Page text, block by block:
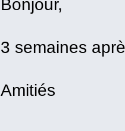
Bonjour,
3 semaines
Amitiés